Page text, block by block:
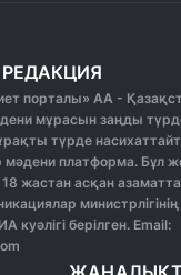
РЕДАКЦИЯ
порталы» АА -
мұрасын заңды
түрде
мәдени платформа. Бұл
жастан асқан
министрлігінің
куәлігі берілген. Email: